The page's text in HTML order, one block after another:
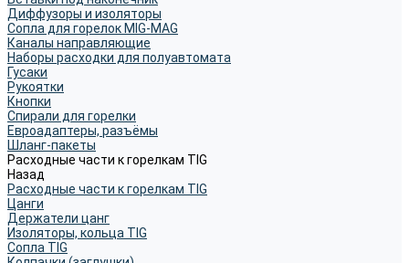
Диффузоры и изоляторы
Сопла для горелок MIG-MAG
Каналы направляющие
Наборы расходки для полуавтомата
Гусаки
Рукоятки
Кнопки
Спирали для горелки
Евроадаптеры, разъёмы
Шланг-пакеты
Расходные части к горелкам TIG
Назад
Расходные части к горелкам TIG
Цанги
Держатели цанг
Изоляторы, кольца TIG
Сопла TIG